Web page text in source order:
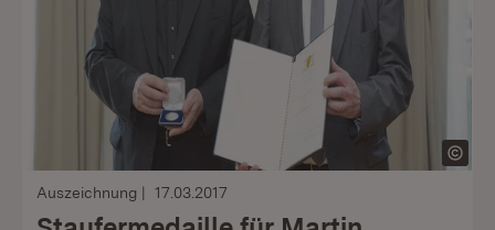
Auszeichnung 17.03.2017